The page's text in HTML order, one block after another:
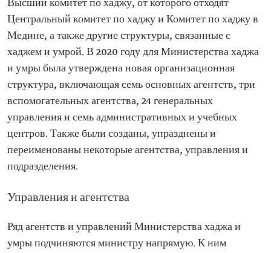
Высший комитет по хаджу, от которого отходят
Центральный комитет по хаджу и Комитет по хаджу в
Медине, а также другие структуры, связанные с
хаджем и умрой. В 2020 году для Министерства хаджа
и умры была утверждена новая организационная
структура, включающая семь основных агентств, три
вспомогательных агентства, 24 генеральных
управления и семь административных и учебных
центров. Также были созданы, упразднены и
переименованы некоторые агентства, управления и
подразделения.
Управления и агентства
Ряд агентств и управлений Министерства хаджа и
умры подчиняются министру напрямую. К ним